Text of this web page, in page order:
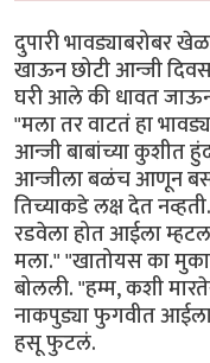
दुपारी भावड्याबरोबर
खाऊन छोटी आन्जी
घरी आले की धावत
"मला तर वाटतं हा
आन्जी बाबांच्या कुशीत
आन्जीला बळंच आणून
तिच्याकडे लक्ष देत
रडवेला होत आईला
मला." "खातोयस का
बोलली. "हम्म, कशी
नाकपुड्या फुगवीत
हसू फुटलं.